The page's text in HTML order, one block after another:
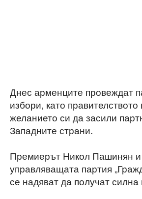
Днес арменците провеждат
избори, като правителството
желанието си да засили
Западните страни.
Премиерът Никол Пашинян и
управляващата партия
се надяват да получат силна